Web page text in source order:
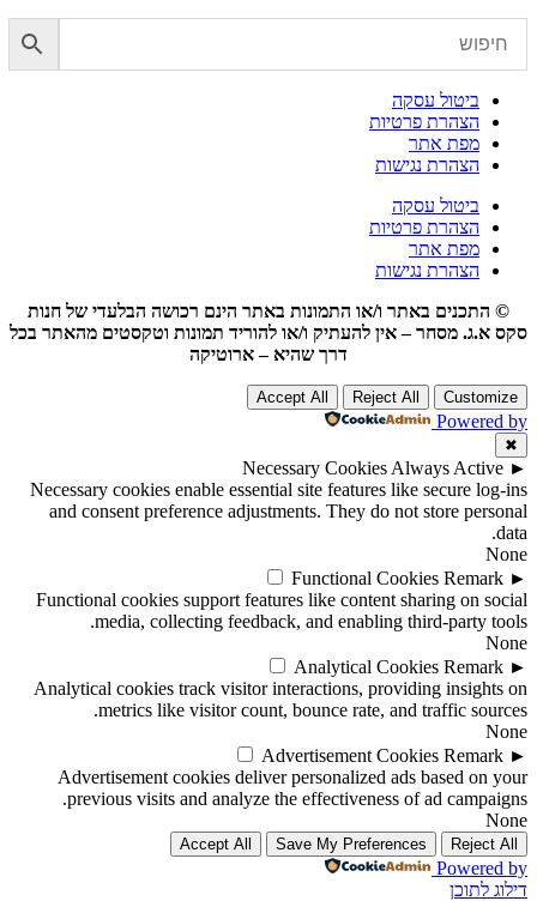
ביטול עסקה
הצהרת פרטיות
מפת אתר
הצהרת נגישות
ביטול עסקה
הצהרת פרטיות
מפת אתר
הצהרת נגישות
© התכנים באתר ו/או התמונות באתר הינם רכושה הבלעדי של חנות
סקס א.ג. מסחר – אין להעתיק ו/או להוריד תמונות וטקסטים מהאתר בכל
דרך שהיא – ארוטיקה
Customize
Reject All
Accept All
Powered by
✖
►
Necessary Cookies Always Active
Necessary cookies enable essential site features like secure log-ins
and consent preference adjustments. They do not store personal
data.
None
►
Functional Cookies Remark
Functional cookies support features like content sharing on social
media, collecting feedback, and enabling third-party tools.
None
►
Analytical Cookies Remark
Analytical cookies track visitor interactions, providing insights on
metrics like visitor count, bounce rate, and traffic sources.
None
►
Advertisement Cookies Remark
Advertisement cookies deliver personalized ads based on your
previous visits and analyze the effectiveness of ad campaigns.
None
Reject All
Save My Preferences
Accept All
Powered by
דילוג לתוכן